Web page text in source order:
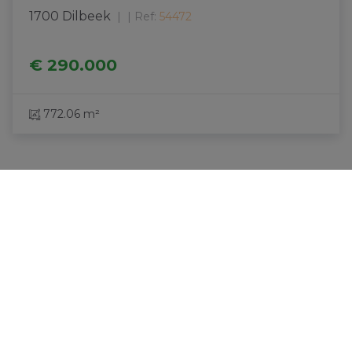
1700 Dilbeek | Ref: 54472
€ 290.000
772.06 m²